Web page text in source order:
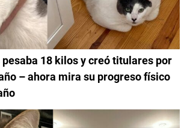
pesaba 18 kilos y creó titulares por
– ahora mira su progreso físico